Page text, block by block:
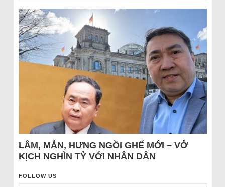
LÂM, MẪN, HƯNG NGỒI GHẾ MỚI – VỞ
KỊCH NGHÌN TỶ VỚI NHÂN DÂN
FOLLOW US